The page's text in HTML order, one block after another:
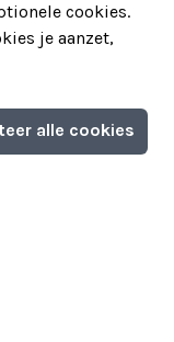
cookies.
je aanzet,
alle cookies